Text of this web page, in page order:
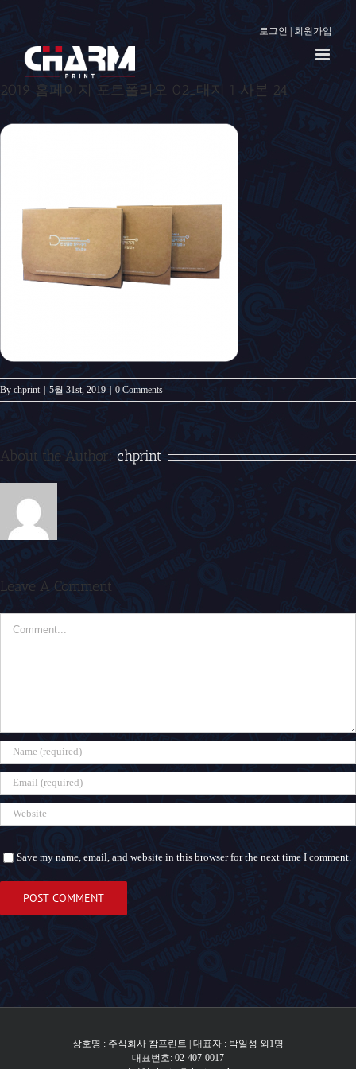
로그인 회원가입
2019 홈페이지 포트폴리오 02_대지 1 사본 24
By chprint 5월 31st, 2019 0 Comments
About the Author: chprint
Leave A Comment
Save my name, email, and website in this browser for the next time I comment.
상호명 : 주식회사 참프린트 | 대표자 : 박일성 외1명
대표번호: 02-407-0017